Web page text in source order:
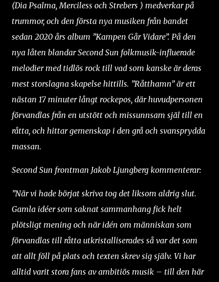
(Dia Psalma, Merciless och Strebers ) medverkar på
trummor, och den första nya musiken från bandet
sedan 2020 års album ”Kampen Går Vidare”. På den
nya låten blandar Second Sun folkmusik-influerade
melodier med tidlös rock till vad som kanske är deras
mest storslagna skapelse hittills. ”Råtthamn” är ett
nästan 17 minuter långt rockepos, där huvudpersonen
förvandlas från en utstött och missunnsam själ till en
råtta, och hittar gemenskap i den grå och svansprydda
massan.
Second Sun frontman Jakob Ljungberg kommenterar:
”När vi hade börjat skriva tog det liksom aldrig slut.
Gamla idéer som saknat sammanhang fick helt
plötsligt mening och när idén om människan som
förvandlas till råtta utkristalliserades så var det som
att allt föll på plats och texten skrev sig själv. Vi har
alltid varit stora fans av ambitiös musik – till den här